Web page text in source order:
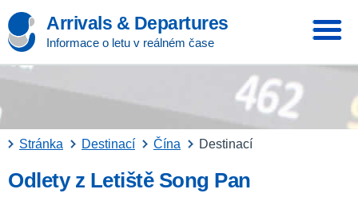
Arrivals & Departures
Informace o letu v reálném čase
Stránka Destinací Čína Destinací
Odlety z Letiště Song Pan